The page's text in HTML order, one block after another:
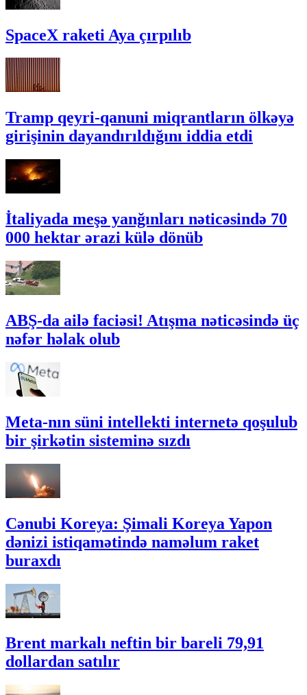
SpaceX raketi Aya çırpılıb
Tramp qeyri-qanuni miqrantların ölkəyə
girişinin dayandırıldığını iddia etdi
İtaliyada meşə yanğınları nəticəsində 70
000 hektar ərazi külə dönüb
ABŞ-da ailə faciəsi! Atışma nəticəsində üç
nəfər həlak olub
Meta-nın süni intellekti internetə qoşulub
bir şirkətin sisteminə sızdı
Cənubi Koreya: Şimali Koreya Yapon
dənizi istiqamətində naməlum raket
buraxdı
Brent markalı neftin bir bareli 79,91
dollardan satılır